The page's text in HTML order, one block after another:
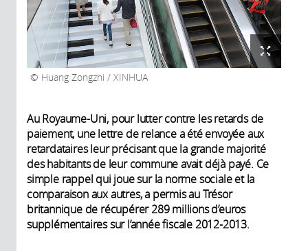
Huang Zongzhi / XINHUA
Au Royaume-Uni, pour lutter contre les retards de
paiement, une lettre de relance a été envoyée aux
retardataires leur précisant que la grande majorité
des habitants de leur commune avait déjà payé. Ce
simple rappel qui joue sur la norme sociale et la
comparaison aux autres, a permis au Trésor
britannique de récupérer 289 millions d’euros
supplémentaires sur l’année fiscale 2012-2013.